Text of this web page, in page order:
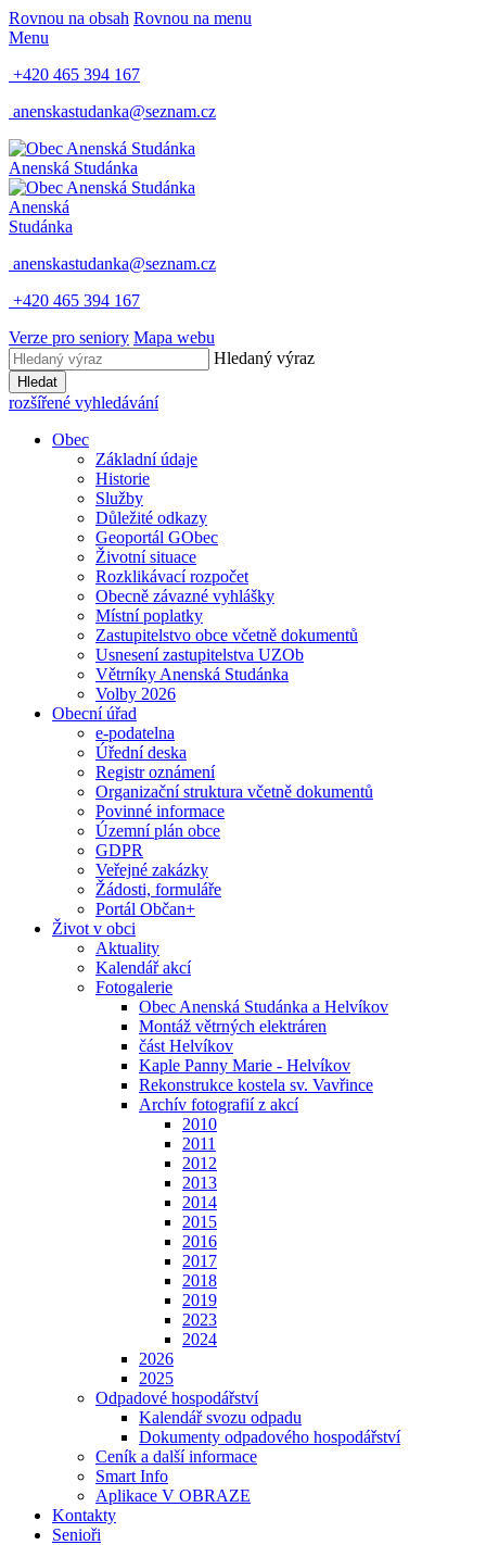
Rovnou na obsah Rovnou na menu
Menu
+420 465 394 167
anenskastudanka@seznam.cz
Anenská Studánka
Anenská
Studánka
anenskastudanka@seznam.cz
+420 465 394 167
Verze pro seniory Mapa webu
Hledaný výraz
Hledat
rozšířené vyhledávání
Obec
Základní údaje
Historie
Služby
Důležité odkazy
Geoportál GObec
Životní situace
Rozklikávací rozpočet
Obecně závazné vyhlášky
Místní poplatky
Zastupitelstvo obce včetně dokumentů
Usnesení zastupitelstva UZOb
Větrníky Anenská Studánka
Volby 2026
Obecní úřad
e-podatelna
Úřední deska
Registr oznámení
Organizační struktura včetně dokumentů
Povinné informace
Územní plán obce
GDPR
Veřejné zakázky
Žádosti, formuláře
Portál Občan+
Život v obci
Aktuality
Kalendář akcí
Fotogalerie
Obec Anenská Studánka a Helvíkov
Montáž větrných elektráren
část Helvíkov
Kaple Panny Marie - Helvíkov
Rekonstrukce kostela sv. Vavřince
Archív fotografií z akcí
2010
2011
2012
2013
2014
2015
2016
2017
2018
2019
2023
2024
2026
2025
Odpadové hospodářství
Kalendář svozu odpadu
Dokumenty odpadového hospodářství
Ceník a další informace
Smart Info
Aplikace V OBRAZE
Kontakty
Senioři